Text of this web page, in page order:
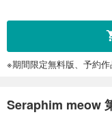
※期間限定無料版、予約
Seraphim meow